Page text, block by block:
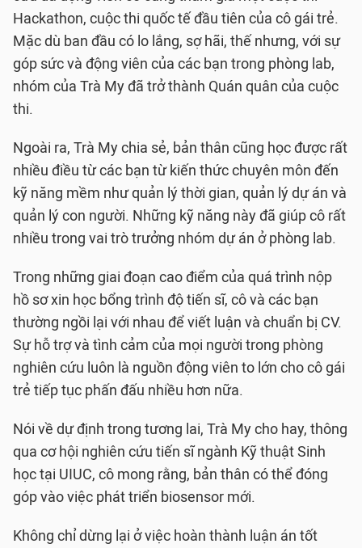
Hackathon, cuộc thi quốc tế đầu tiên của cô gái trẻ.
Mặc dù ban đầu có lo lắng, sợ hãi, thế nhưng, với sự
góp sức và động viên của các bạn trong phòng lab,
nhóm của Trà My đã trở thành Quán quân của cuộc
thi.
Ngoài ra, Trà My chia sẻ, bản thân cũng học được rất
nhiều điều từ các bạn từ kiến thức chuyên môn đến
kỹ năng mềm như quản lý thời gian, quản lý dự án và
quản lý con người. Những kỹ năng này đã giúp cô rất
nhiều trong vai trò trưởng nhóm dự án ở phòng lab.
Trong những giai đoạn cao điểm của quá trình nộp
hồ sơ xin học bổng trình độ tiến sĩ, cô và các bạn
thường ngồi lại với nhau để viết luận và chuẩn bị CV.
Sự hỗ trợ và tình cảm của mọi người trong phòng
nghiên cứu luôn là nguồn động viên to lớn cho cô gái
trẻ tiếp tục phấn đấu nhiều hơn nữa.
Nói về dự định trong tương lai, Trà My cho hay, thông
qua cơ hội nghiên cứu tiến sĩ ngành Kỹ thuật Sinh
học tại UIUC, cô mong rằng, bản thân có thể đóng
góp vào việc phát triển biosensor mới.
Không chỉ dừng lại ở việc hoàn thành luận án tốt